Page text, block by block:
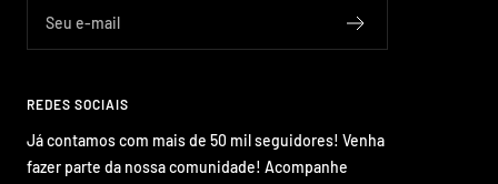
Seu e-mail
REDES SOCIAIS
Já contamos com mais de 50 mil seguidores! Venha
fazer parte da nossa comunidade! Acompanhe